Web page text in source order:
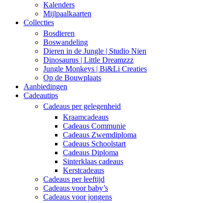
Kalenders
Mijlpaalkaarten
Collecties
Bosdieren
Boswandeling
Dieren in de Jungle | Studio Nien
Dinosaurus | Little Dreamzzz
Jungle Monkeys | Bi&Li Creaties
Op de Bouwplaats
Aanbiedingen
Cadeautips
Cadeaus per gelegenheid
Kraamcadeaus
Cadeaus Communie
Cadeaus Zwemdiploma
Cadeaus Schoolstart
Cadeaus Diploma
Sinterklaas cadeaus
Kerstcadeaus
Cadeaus per leeftijd
Cadeaus voor baby’s
Cadeaus voor jongens